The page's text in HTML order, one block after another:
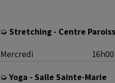
➭ Stretching - Centre
Mercredi
➭Yoga - Salle Sainte-Marie